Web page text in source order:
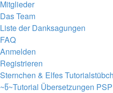
Mitglieder
Das Team
Liste der Danksagungen
FAQ
Anmelden
Registrieren
Sternchen & Elfes
~წ~Tutorial Übersetzungen